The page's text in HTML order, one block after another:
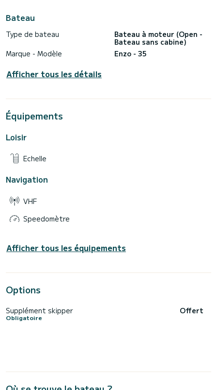
Bateau
Type de bateau
Bateau à moteur (Open -
Bateau sans cabine)
Marque - Modèle
Enzo - 35
Afficher tous les détails
Équipements
Loisir
Echelle
Navigation
VHF
Speedomètre
Afficher tous les équipements
Options
Supplément skipper
Obligatoire
Offert